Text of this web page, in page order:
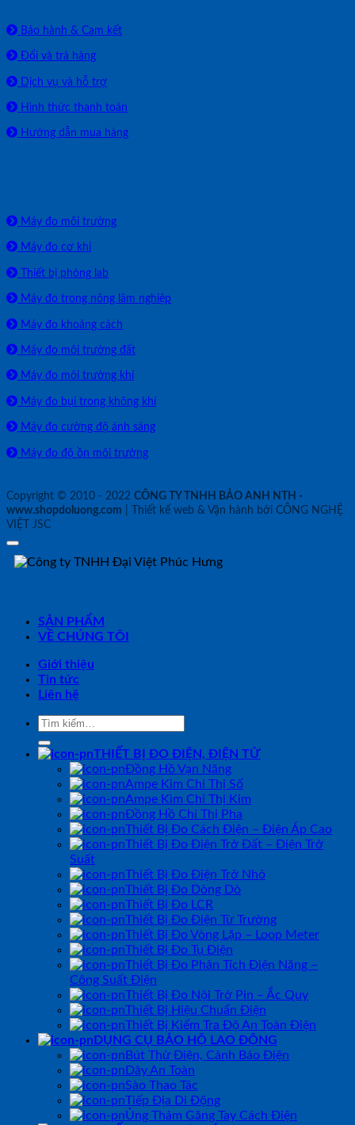
Bảo hành & Cam kết
Đổi và trả hàng
Dịch vụ và hỗ trợ
Hình thức thanh toán
Hướng dẫn mua hàng
Máy đo môi trường
Máy đo cơ khí
Thiết bị phòng lab
Máy đo trong nông lâm nghiệp
Máy đo khoảng cách
Máy đo môi trường đất
Máy đo môi trường khí
Máy đo bụi trong không khí
Máy đo cường độ ánh sáng
Máy đo độ ồn môi trường
Copyright © 2010 - 2022 CÔNG TY TNHH BẢO ANH NTH -
www.shopdoluong.com | Thiết kế web & Vận hành bởi CÔNG NGHỆ
VIỆT JSC
SẢN PHẨM
VỀ CHÚNG TÔI
Giới thiệu
Tin tức
Liên hệ
Tìm
kiếm:
THIẾT BỊ ĐO ĐIỆN, ĐIỆN TỬ
Đồng Hồ Vạn Năng
Ampe Kìm Chỉ Thị Số
Ampe Kìm Chỉ Thị Kim
Đồng Hồ Chỉ Thị Pha
Thiết Bị Đo Cách Điện – Điện Áp Cao
Thiết Bị Đo Điện Trở Đất – Điện Trở
Suất
Thiết Bị Đo Điện Trở Nhỏ
Thiết Bị Đo Dòng Dò
Thiết Bị Đo LCR
Thiết Bị Đo Điện Từ Trường
Thiết Bị Đo Vòng Lặp – Loop Meter
Thiết Bị Đo Tụ Điện
Thiết Bị Đo Phân Tích Điện Năng –
Công Suất Điện
Thiết Bị Đo Nội Trở Pin – Ắc Quy
Thiết Bị Hiệu Chuẩn Điện
Thiết Bị Kiểm Tra Độ An Toàn Điện
DỤNG CỤ BẢO HỘ LAO ĐỘNG
Bút Thử Điện, Cảnh Báo Điện
Dây An Toàn
Sào Thao Tác
Tiếp Địa Di Động
Ủng Thảm Găng Tay Cách Điện